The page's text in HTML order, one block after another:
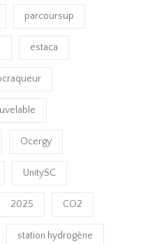
parcoursup
estaca
Ocergy
UnitySC
2025 CO2
station hydrogène